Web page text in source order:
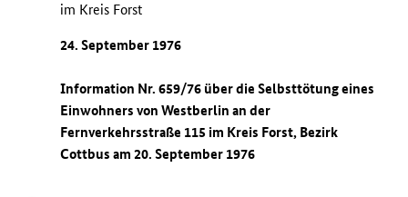
im Kreis Forst
24. September 1976
Information Nr. 659/76 über die Selbsttötung eines
Einwohners von Westberlin an der
Fernverkehrsstraße 115 im Kreis Forst, Bezirk
Cottbus am 20. September 1976